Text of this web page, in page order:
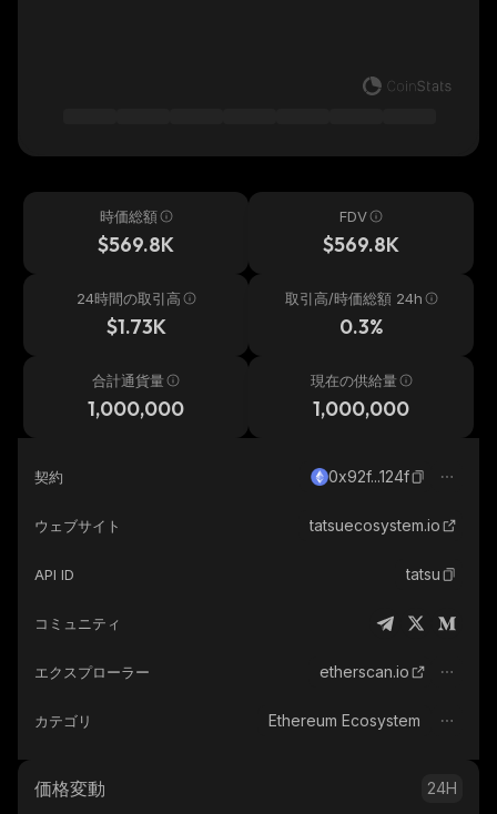
時価総額
$569.8K
FDV
$569.8K
24時間の取引高
$1.73K
取引高/時価総額 24h
0.3%
合計通貨量
1,000,000
現在の供給量
1,000,000
契約 0x92f...124f
ウェブサイト tatsuecosystem.io
API ID tatsu
コミュニティ
エクスプローラー etherscan.io
カテゴリ Ethereum Ecosystem
価格変動 24H